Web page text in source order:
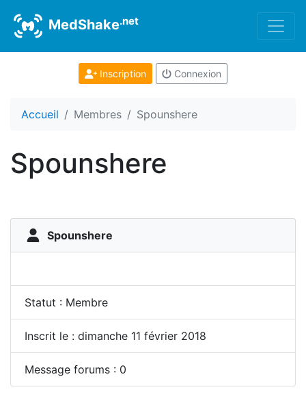
MedShake.net
Inscription Connexion
Accueil Membres Spounshere
Spounshere
Spounshere
Statut : Membre
Inscrit le : dimanche 11 février 2018
Message forums : 0